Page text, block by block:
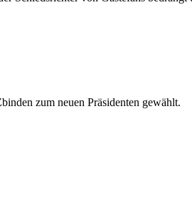
zum neuen Präsidenten gewählt.